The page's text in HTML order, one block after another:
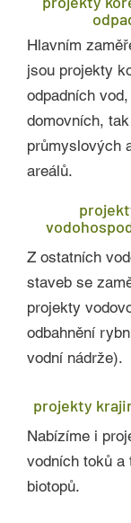
Hlavním
jsou projekty
odpadních
domovních,
průmyslových
areálů.
Z ostatních
staveb se
projekty
odbahnění
vodní nádrže).
projekty
Nabízíme i
vodních toků a
biotopů.